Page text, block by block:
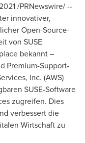
/PRNewswire/ --
innovativer,
Open-Source-
von SUSE
bekannt –
Premium-Support-
Inc. (AWS)
SUSE-Software
zugreifen. Dies
verbessert die
Wirtschaft zu